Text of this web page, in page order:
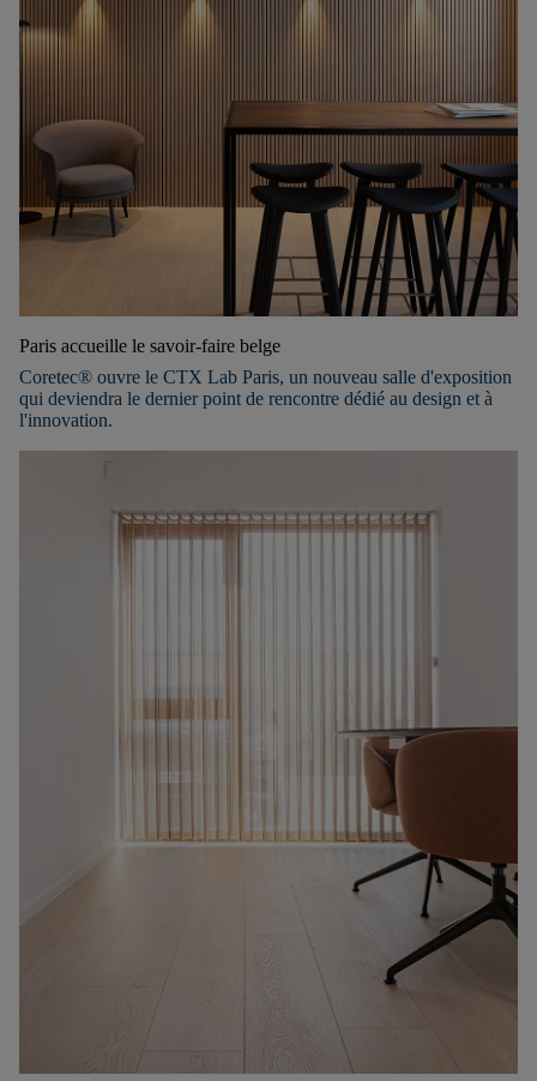
Paris accueille le savoir-faire belge
Coretec® ouvre le CTX Lab Paris, un nouveau salle d'exposition
qui deviendra le dernier point de rencontre dédié au design et à
l'innovation.